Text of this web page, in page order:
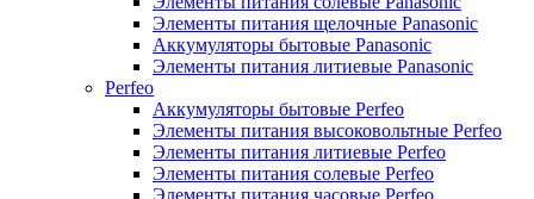
Элементы питания щелочные Panasonic
Аккумуляторы бытовые Panasonic
Элементы питания литиевые Panasonic
Perfeo
Аккумуляторы бытовые Perfeo
Элементы питания высоковольтные Perfeo
Элементы питания литиевые Perfeo
Элементы питания солевые Perfeo
Элементы питания часовые Perfeo